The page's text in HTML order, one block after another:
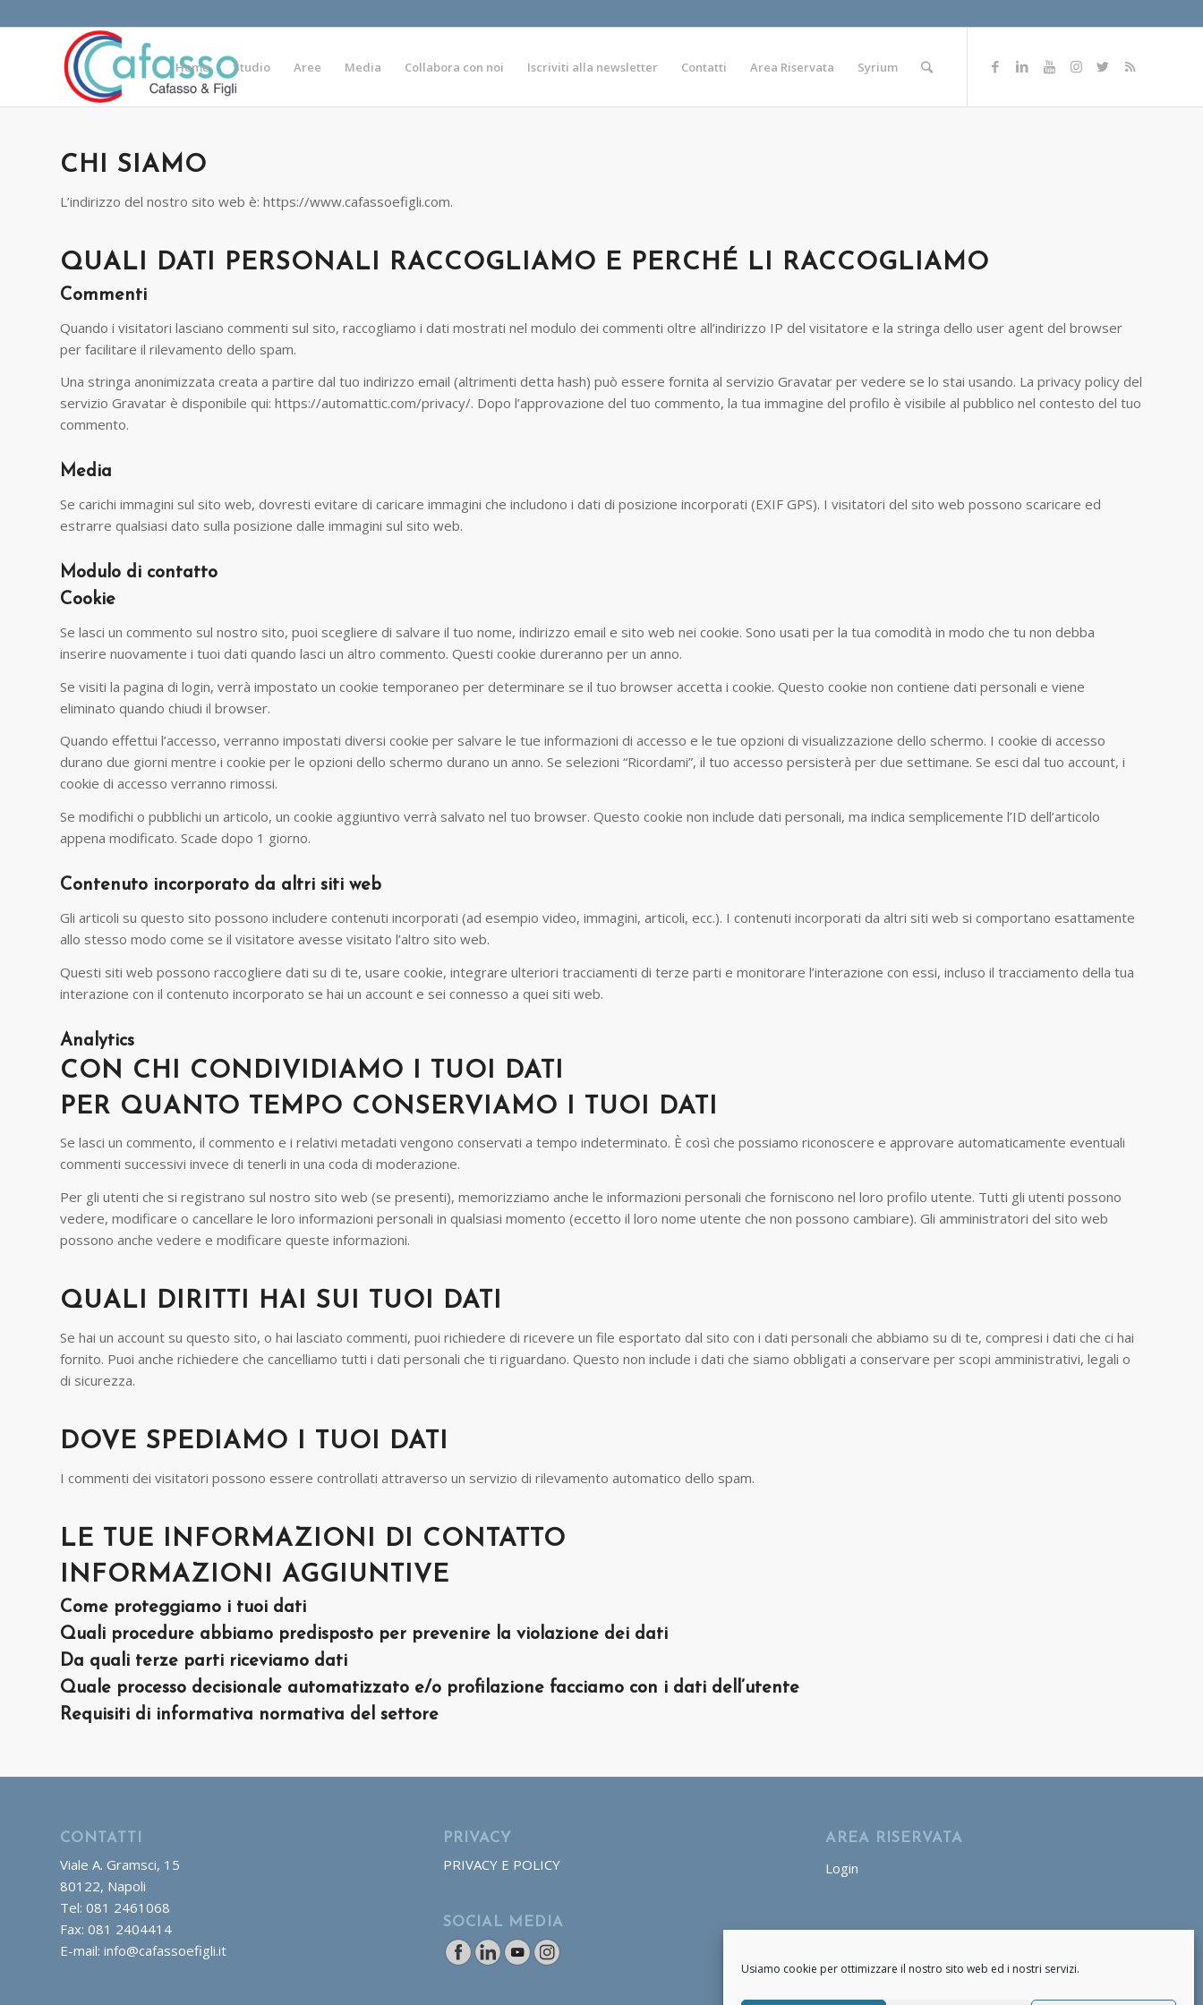
Usiamo cookie per ottimizzare il nostro sito web ed i nostri servizi.
Home Studio Aree Media Collabora con noi Iscriviti alla newsletter Contatti Area Riservata Syrium
CHI SIAMO
L’indirizzo del nostro sito web è: https://www.cafassoefigli.com.
QUALI DATI PERSONALI RACCOGLIAMO E PERCHÉ LI RACCOGLIAMO
Commenti
Quando i visitatori lasciano commenti sul sito, raccogliamo i dati mostrati nel modulo dei commenti oltre all’indirizzo IP del visitatore e la stringa dello user agent del browser
per facilitare il rilevamento dello spam.
Una stringa anonimizzata creata a partire dal tuo indirizzo email (altrimenti detta hash) può essere fornita al servizio Gravatar per vedere se lo stai usando. La privacy policy del
servizio Gravatar è disponibile qui: https://automattic.com/privacy/. Dopo l’approvazione del tuo commento, la tua immagine del profilo è visibile al pubblico nel contesto del tuo
commento.
Media
Se carichi immagini sul sito web, dovresti evitare di caricare immagini che includono i dati di posizione incorporati (EXIF GPS). I visitatori del sito web possono scaricare ed
estrarre qualsiasi dato sulla posizione dalle immagini sul sito web.
Modulo di contatto
Cookie
Se lasci un commento sul nostro sito, puoi scegliere di salvare il tuo nome, indirizzo email e sito web nei cookie. Sono usati per la tua comodità in modo che tu non debba
inserire nuovamente i tuoi dati quando lasci un altro commento. Questi cookie dureranno per un anno.
Se visiti la pagina di login, verrà impostato un cookie temporaneo per determinare se il tuo browser accetta i cookie. Questo cookie non contiene dati personali e viene
eliminato quando chiudi il browser.
Quando effettui l’accesso, verranno impostati diversi cookie per salvare le tue informazioni di accesso e le tue opzioni di visualizzazione dello schermo. I cookie di accesso
durano due giorni mentre i cookie per le opzioni dello schermo durano un anno. Se selezioni “Ricordami”, il tuo accesso persisterà per due settimane. Se esci dal tuo account, i
cookie di accesso verranno rimossi.
Se modifichi o pubblichi un articolo, un cookie aggiuntivo verrà salvato nel tuo browser. Questo cookie non include dati personali, ma indica semplicemente l’ID dell’articolo
appena modificato. Scade dopo 1 giorno.
Contenuto incorporato da altri siti web
Gli articoli su questo sito possono includere contenuti incorporati (ad esempio video, immagini, articoli, ecc.). I contenuti incorporati da altri siti web si comportano esattamente
allo stesso modo come se il visitatore avesse visitato l’altro sito web.
Questi siti web possono raccogliere dati su di te, usare cookie, integrare ulteriori tracciamenti di terze parti e monitorare l’interazione con essi, incluso il tracciamento della tua
interazione con il contenuto incorporato se hai un account e sei connesso a quei siti web.
Analytics
CON CHI CONDIVIDIAMO I TUOI DATI
PER QUANTO TEMPO CONSERVIAMO I TUOI DATI
Se lasci un commento, il commento e i relativi metadati vengono conservati a tempo indeterminato. È così che possiamo riconoscere e approvare automaticamente eventuali
commenti successivi invece di tenerli in una coda di moderazione.
Per gli utenti che si registrano sul nostro sito web (se presenti), memorizziamo anche le informazioni personali che forniscono nel loro profilo utente. Tutti gli utenti possono
vedere, modificare o cancellare le loro informazioni personali in qualsiasi momento (eccetto il loro nome utente che non possono cambiare). Gli amministratori del sito web
possono anche vedere e modificare queste informazioni.
QUALI DIRITTI HAI SUI TUOI DATI
Se hai un account su questo sito, o hai lasciato commenti, puoi richiedere di ricevere un file esportato dal sito con i dati personali che abbiamo su di te, compresi i dati che ci hai
fornito. Puoi anche richiedere che cancelliamo tutti i dati personali che ti riguardano. Questo non include i dati che siamo obbligati a conservare per scopi amministrativi, legali o
di sicurezza.
DOVE SPEDIAMO I TUOI DATI
I commenti dei visitatori possono essere controllati attraverso un servizio di rilevamento automatico dello spam.
LE TUE INFORMAZIONI DI CONTATTO
INFORMAZIONI AGGIUNTIVE
Come proteggiamo i tuoi dati
Quali procedure abbiamo predisposto per prevenire la violazione dei dati
Da quali terze parti riceviamo dati
Quale processo decisionale automatizzato e/o profilazione facciamo con i dati dell’utente
Requisiti di informativa normativa del settore
CONTATTI
Viale A. Gramsci, 15
80122, Napoli
Tel: 081 2461068
Fax: 081 2404414
E-mail: info@cafassoefigli.it
PRIVACY
PRIVACY E POLICY
SOCIAL MEDIA
AREA RISERVATA
Login
Login